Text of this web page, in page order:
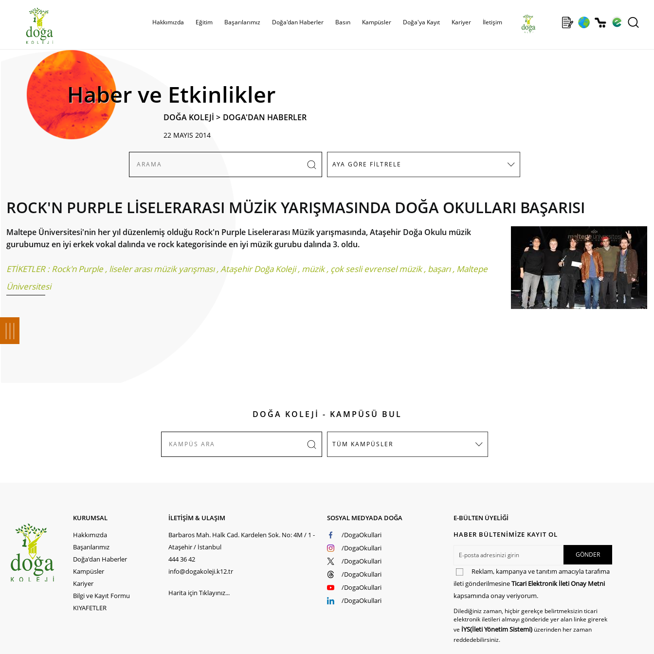
Hakkımızda Eğitim Başarılarımız Doğa'dan Haberler Basın Kampüsler Doğa'ya Kayıt Kariyer İletişim
Haber ve Etkinlikler
DOĞA KOLEJİ > DOGA'DAN HABERLER
22 MAYIS 2014
ROCK'N PURPLE LİSELERARASI MÜZİK YARIŞMASINDA DOĞA OKULLARI BAŞARISI
Maltepe Üniversitesi'nin her yıl düzenlemiş olduğu Rock'n Purple Liselerarası Müzik yarışmasında, Ataşehir Doğa Okulu müzik
gurubumuz en iyi erkek vokal dalında ve rock kategorisinde en iyi müzik gurubu dalında 3. oldu.
ETİKETLER :Rock'n Purple, liseler arası müzik yarışması,Ataşehir Doğa Koleji, müzik, çok sesli evrensel müzik, başarı, Maltepe
Üniversitesi
DOĞA KOLEJİ - KAMPÜSÜ BUL
KURUMSAL
Hakkımızda
Başarılarımız
Doğa'dan Haberler
Kampüsler
Kariyer
Bilgi ve Kayıt Formu
KIYAFETLER
İLETİŞİM & ULAŞIM
Barbaros Mah. Halk Cad. Kardelen Sok. No: 4M / 1 -
Ataşehir / İstanbul
444 36 42
info@dogakoleji.k12.tr
Harita için Tıklayınız...
SOSYAL MEDYADA DOĞA
/DogaOkullari
/DogaOkullari
/DogaOkullari
/DogaOkullari
/DogaOkullari
/DogaOkullari
E-BÜLTEN ÜYELİĞİ
HABER BÜLTENİMİZE KAYIT OL
Reklam, kampanya ve tanıtım amacıyla tarafıma
ileti gönderilmesineTicari Elektronik İleti Onay Metni
kapsamında onay veriyorum.
Dilediğiniz zaman, hiçbir gerekçe belirtmeksizin ticari
elektronik iletileri almayı gönderide yer alan linke girerek
ve İYS(İleti Yönetim Sistemi) üzerinden her zaman
reddedebilirsiniz.